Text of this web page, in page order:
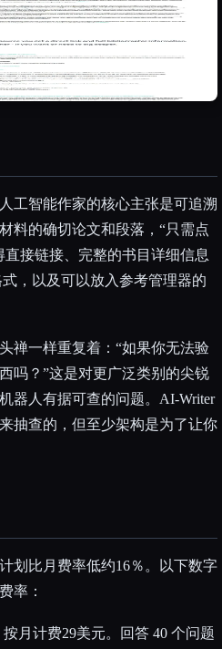
工智能作家的核心主张是可追溯
料的确切论文和段落，“只需点
接链接、完整的书目详细信息
，以及可以放入参考管理器的
禅一样重复着：“如果你无法验
吗？”这是对更广泛类别的尖锐
人有据可查的问题。AI-Writer
抽查的，但至少架构是为了让你
划比月费率低约16％。以下数字
率：
月计费29美元。回答 40 个问题